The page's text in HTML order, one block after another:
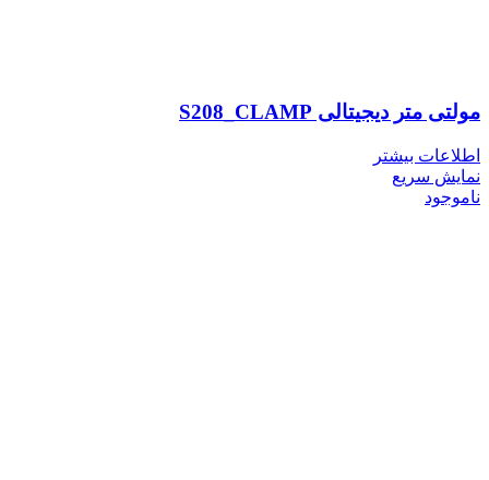
مولتی متر دیجیتالی S208_CLAMP
اطلاعات بیشتر
نمایش سریع
ناموجود